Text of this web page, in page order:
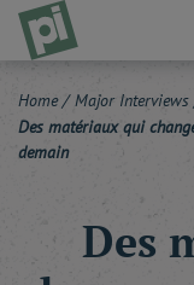
Home / Major Interviews
Des matériaux qui
demain
Des